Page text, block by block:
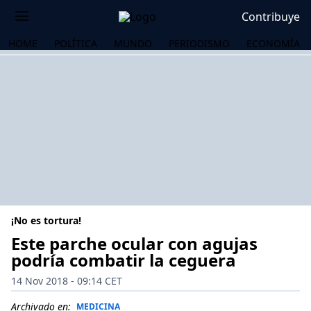
Contribuye
HOME POLÍTICA MUNDO PERIODISMO ECONOMÍA
¡No es tortura!
Este parche ocular con agujas
podría combatir la ceguera
14 Nov 2018 - 09:14 CET
Archivado en: MEDICINA